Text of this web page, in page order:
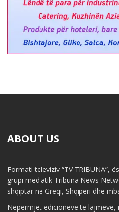
ABOUT US
Formati televiziv “TV TRIBUNA”,
grupi mediatik Tribuna News
shqiptar në Greqi, Shqipëri dhe
Nëpërmjet edicioneve të lajmeve,